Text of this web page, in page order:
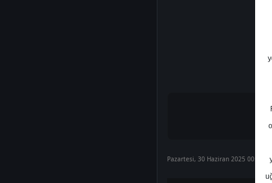
Pazartesi, 30 Haziran 2025 00:00